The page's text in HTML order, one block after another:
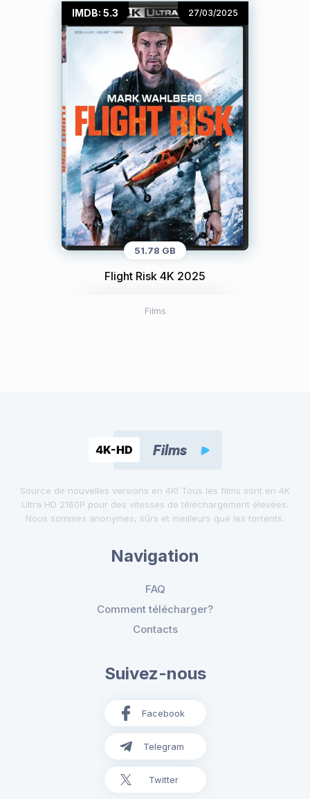
IMDB: 5.3 27/03/2025
51.78 GB
Flight Risk 4K 2025
Films
Source de nouvelles versions en 4K! Tous les films sont en 4K
Ultra HD 2160P pour des vitesses de téléchargement élevées.
Nous sommes anonymes, sûrs et meilleurs que les torrents.
Navigation
FAQ
Comment télécharger?
Contacts
Suivez-nous
Facebook
Telegram
Twitter